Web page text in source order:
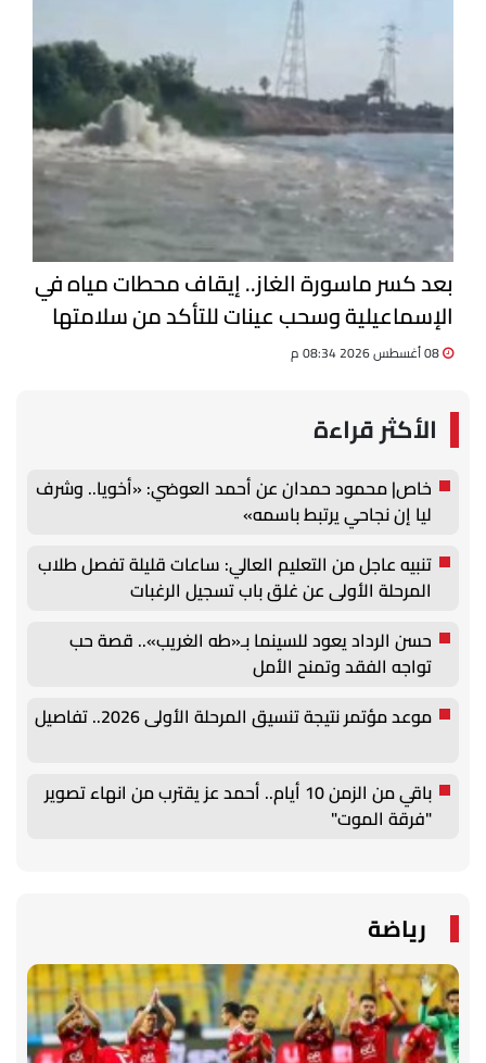
بعد كسر ماسورة الغاز.. إيقاف محطات مياه في
الإسماعيلية وسحب عينات للتأكد من سلامتها
الأكثر قراءة
خاص| محمود حمدان عن أحمد العوضي: «أخويا.. وشرف
ليا إن نجاحي يرتبط باسمه»
تنبيه عاجل من التعليم العالي: ساعات قليلة تفصل طلاب
المرحلة الأولى عن غلق باب تسجيل الرغبات
حسن الرداد يعود للسينما بـ«طه الغريب».. قصة حب
تواجه الفقد وتمنح الأمل
موعد مؤتمر نتيجة تنسيق المرحلة الأولى 2026.. تفاصيل
باقي من الزمن 10 أيام.. أحمد عز يقترب من انهاء تصوير
"فرقة الموت"
رياضة